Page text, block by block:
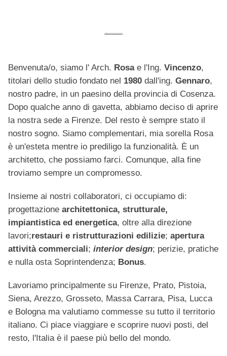
Benvenuta/o, siamo l' Arch. Rosae l'Ing. Vincenzo,
titolari dello studio fondato nel 1980 dall'ing. Gennaro,
nostro padre, in un paesino della provincia di Cosenza.
Dopo qualche anno di gavetta, abbiamo deciso di aprire
la nostra sede a Firenze. Del resto è sempre stato il
nostro sogno. Siamo complementari, mia sorella Rosa
è un'esteta mentre io prediligo la funzionalità. È un
architetto, che possiamo farci. Comunque, alla fine
troviamo sempre un compromesso.
Insieme ai nostri collaboratori, ci occupiamo di:
progettazione architettonica, strutturale,
impiantistica ed energetica, oltre alla direzione
lavori;restauri e ristrutturazioni edilizie; apertura
attività commerciali; interior design; perizie, pratiche
e nulla osta Soprintendenza; Bonus.
Lavoriamo principalmente su Firenze, Prato, Pistoia,
Siena, Arezzo, Grosseto, Massa Carrara, Pisa, Lucca
e Bologna ma valutiamo commesse su tutto il territorio
italiano. Ci piace viaggiare e scoprire nuovi posti, del
resto, l'Italia è il paese più bello del mondo.